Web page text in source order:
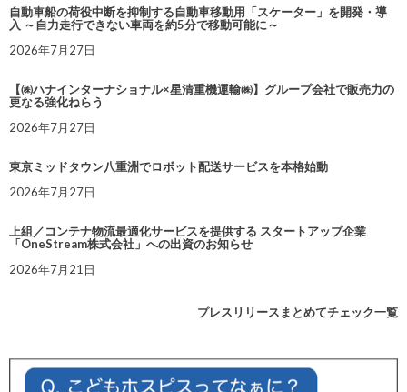
自動車船の荷役中断を抑制する自動車移動用「スケーター」を開発・導
入 ～自力走行できない車両を約5分で移動可能に～
2026年7月27日
【㈱ハナインターナショナル×星清重機運輸㈱】グループ会社で販売力の
更なる強化ねらう
2026年7月27日
東京ミッドタウン八重洲でロボット配送サービスを本格始動
2026年7月27日
上組／コンテナ物流最適化サービスを提供する スタートアップ企業
「OneStream株式会社」への出資のお知らせ
2026年7月21日
プレスリリースまとめてチェック一覧